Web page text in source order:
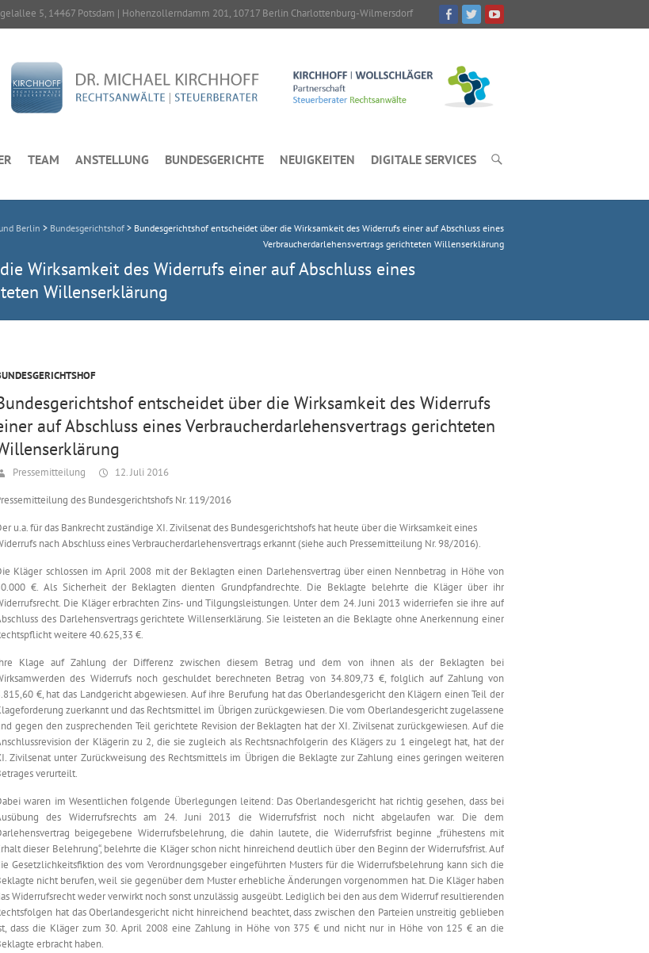
5, 14467 Potsdam | Hohenzollerndamm 201, 10717 Berlin Charlottenburg-Wilmersdorf
TEAM ANSTELLUNG BUNDESGERICHTE NEUIGKEITEN DIGITALE SERVICES
Berlin > Bundesgerichtshof > Bundesgerichtshof entscheidet über die Wirksamkeit des Widerrufs einer auf Abschluss eines
Verbraucherdarlehensvertrags gerichteten Willenserklärung
Wirksamkeit des Widerrufs einer auf Abschluss eines
Willenserklärung
entscheidet über die Wirksamkeit des Widerrufs
auf Abschluss eines Verbraucherdarlehensvertrags gerichteten
Pressemitteilung 12. Juli 2016
des Bundesgerichtshofs Nr. 119/2016
u.a. für das Bankrecht zuständige XI. Zivilsenat des Bundesgerichtshofs hat heute über die Wirksamkeit eines
nach Abschluss eines Verbraucherdarlehensvertrags erkannt (siehe auch Pressemitteilung Nr. 98/2016).
Kläger schlossen im April 2008 mit der Beklagten einen Darlehensvertrag über einen Nennbetrag in Höhe von
€. Als Sicherheit der Beklagten dienten Grundpfandrechte. Die Beklagte belehrte die Kläger über ihr
Die Kläger erbrachten Zins- und Tilgungsleistungen. Unter dem 24. Juni 2013 widerriefen sie ihre auf
des Darlehensvertrags gerichtete Willenserklärung. Sie leisteten an die Beklagte ohne Anerkennung einer
weitere 40.625,33 €.
Klage auf Zahlung der Differenz zwischen diesem Betrag und dem von ihnen als der Beklagten bei
des Widerrufs noch geschuldet berechneten Betrag von 34.809,73 €, folglich auf Zahlung von
€, hat das Landgericht abgewiesen. Auf ihre Berufung hat das Oberlandesgericht den Klägern einen Teil der
zuerkannt und das Rechtsmittel im Übrigen zurückgewiesen. Die vom Oberlandesgericht zugelassene
gegen den zusprechenden Teil gerichtete Revision der Beklagten hat der XI. Zivilsenat zurückgewiesen. Auf die
der Klägerin zu 2, die sie zugleich als Rechtsnachfolgerin des Klägers zu 1 eingelegt hat, hat der
Zivilsenat unter Zurückweisung des Rechtsmittels im Übrigen die Beklagte zur Zahlung eines geringen weiteren
verurteilt.
waren im Wesentlichen folgende Überlegungen leitend: Das Oberlandesgericht hat richtig gesehen, dass bei
des Widerrufsrechts am 24. Juni 2013 die Widerrufsfrist noch nicht abgelaufen war. Die dem
beigegebene Widerrufsbelehrung, die dahin lautete, die Widerrufsfrist beginne „frühestens mit
dieser Belehrung“, belehrte die Kläger schon nicht hinreichend deutlich über den Beginn der Widerrufsfrist. Auf
Gesetzlichkeitsfiktion des vom Verordnungsgeber eingeführten Musters für die Widerrufsbelehrung kann sich die
nicht berufen, weil sie gegenüber dem Muster erhebliche Änderungen vorgenommen hat. Die Kläger haben
Widerrufsrecht weder verwirkt noch sonst unzulässig ausgeübt. Lediglich bei den aus dem Widerruf resultierenden
hat das Oberlandesgericht nicht hinreichend beachtet, dass zwischen den Parteien unstreitig geblieben
dass die Kläger zum 30. April 2008 eine Zahlung in Höhe von 375 € und nicht nur in Höhe von 125 € an die
erbracht haben.